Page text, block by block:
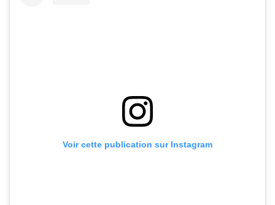
Voir cette publication sur Instagram